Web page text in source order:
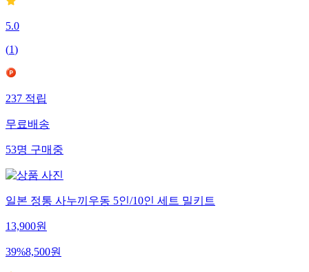
5.0
(1)
237적립
무료배송
53명구매중
일본 정통 사누끼우동 5인/10인 세트 밀키트
13,900원
39%8,500원